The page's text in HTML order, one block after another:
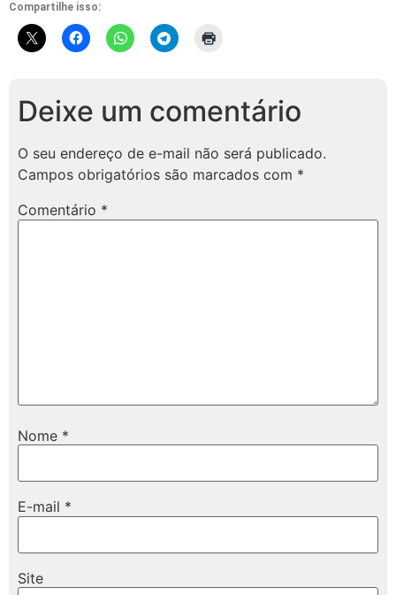
Compartilhe isso:
Deixe um comentário
O seu endereço de e-mail não será publicado.
Campos obrigatórios são marcados com *
Comentário *
Nome *
E-mail *
Site